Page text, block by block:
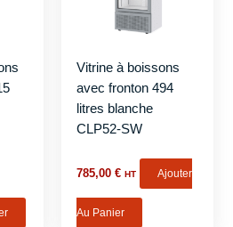
Vitrine à boissons
avec fronton 494
litres blanche
CLP52-SW
785,00 € HT Ajouter
Au Panier